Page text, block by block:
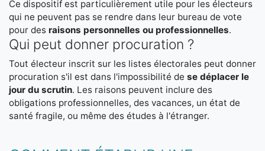
Ce dispositif est particulièrement utile pour les électeurs
qui ne peuvent pas se rendre dans leur bureau de vote
pour des raisons personnelles ou professionnelles.
Qui peut donner procuration ?
Tout électeur inscrit sur les listes électorales peut donner
procuration s'il est dans l'impossibilité de se déplacer le
jour du scrutin. Les raisons peuvent inclure des
obligations professionnelles, des vacances, un état de
santé fragile, ou même des études à l'étranger.